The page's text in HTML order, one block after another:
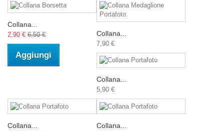
Collana...
2,90 € 6,50 €
Aggiungi
Collana...
7,90 €
Collana...
5,90 €
Collana... Collana...